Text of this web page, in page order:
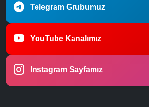
Telegram Grubumuz
YouTube Kanalımız
Instagram Sayfamız